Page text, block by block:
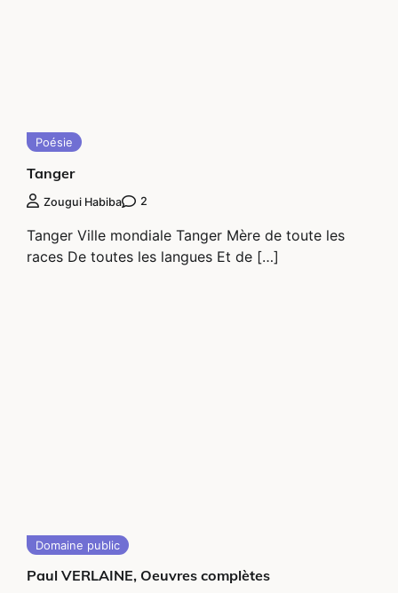
Poésie
Tanger
Zougui Habiba 2
Tanger Ville mondiale Tanger Mère de toute les
races De toutes les langues Et de […]
Domaine public
Paul VERLAINE, Oeuvres complètes